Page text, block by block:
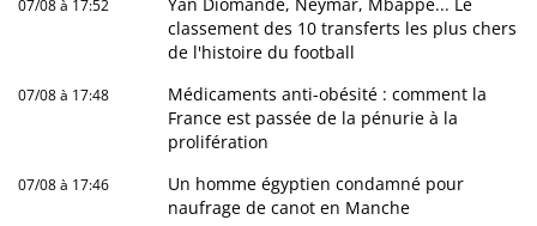
07/08 à 17:52
classement des 10 transferts les plus chers
de l'histoire du football
07/08 à 17:48
Médicaments anti-obésité : comment la
France est passée de la pénurie à la
prolifération
07/08 à 17:46
Un homme égyptien condamné pour
naufrage de canot en Manche